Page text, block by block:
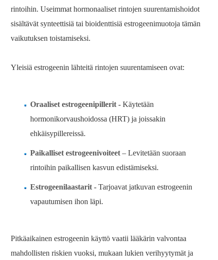
rintoihin. Useimmat hormonaaliset rintojen suurentamishoidot
sisältävät synteettisiä tai bioidenttisiä estrogeenimuotoja tämän
vaikutuksen toistamiseksi.
Yleisiä estrogeenin lähteitä rintojen suurentamiseen ovat:
Oraaliset estrogeenipillerit - Käytetään
hormonikorvaushoidossa (HRT) ja joissakin
ehkäisypillereissä.
Paikalliset estrogeenivoiteet – Levitetään suoraan
rintoihin paikallisen kasvun edistämiseksi.
Estrogeenilaastarit - Tarjoavat jatkuvan estrogeenin
vapautumisen ihon läpi.
Pitkäaikainen estrogeenin käyttö vaatii lääkärin valvontaa
mahdollisten riskien vuoksi, mukaan lukien verihyytymät ja